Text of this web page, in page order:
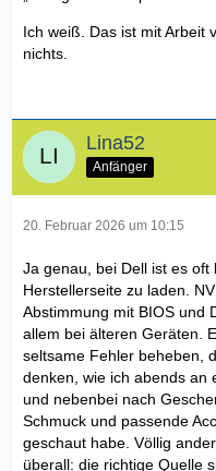
Ich weiß. Das ist mit Arbeit
nichts.
Lina52
Anfänger
20. Februar 2026 um 10:15
Ja genau, bei Dell ist es
Herstellerseite zu laden.
Abstimmung mit BIOS und
allem bei älteren Geräten.
seltsame Fehler beheben,
denken, wie ich abends an
und nebenbei nach
Schmuck und passende
geschaut habe. Völlig
überall: die richtige Quelle